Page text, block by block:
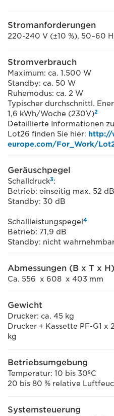
Stromanforderungen
220-240 V (±10 %), 50–60
Stromverbrauch
Maximum: ca. 1.500 W
Standby: ca. 50 W
Ruhemodus: ca. 2 W
Typischer durchschnittl.
1,6 kWh/Woche (230V)2
Detaillierte Informationen
Lot26 finden Sie hier: http://
europe.com/For_Work/
Geräuschpegel
Schalldruck3:
Betrieb: einseitig max. 52
Standby: 30 dB
Schallleistungspegel 4
Betrieb: 71,9 dB
Standby: nicht
Abmessungen (B x T x H)
Ca. 556 x 608 x 403 mm
Gewicht
Drucker: ca. 45 kg
Drucker + Kassette PF-G1 x
kg
Betriebsumgebung
Temperatur: 10 bis 30ºC
20 bis 80 % relative
Systemsteuerung